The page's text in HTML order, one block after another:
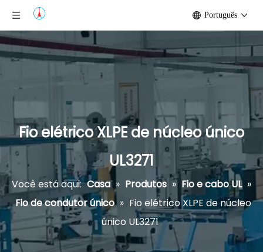
Português
Fio elétrico XLPE de núcleo único
UL3271
Você está aqui: Casa » Produtos » Fio e cabo UL »
Fio de condutor único » Fio elétrico XLPE de núcleo
único UL3271